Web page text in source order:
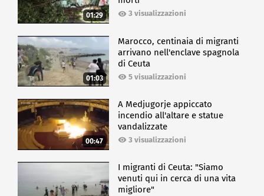
01:29 3 visualizzazioni
01:03
Marocco, centinaia di migranti
arrivano nell'enclave spagnola
di Ceuta
5 visualizzazioni
00:47
A Medjugorje appiccato
incendio all'altare e statue
vandalizzate
3 visualizzazioni
I migranti di Ceuta: "Siamo
venuti qui in cerca di una vita
migliore"